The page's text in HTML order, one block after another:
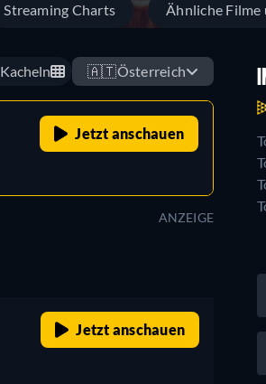
Streaming Charts Ähnliche Filme
Kacheln 🇦🇹Österreich
Jetzt anschauen
ANZEIGE
Jetzt anschauen